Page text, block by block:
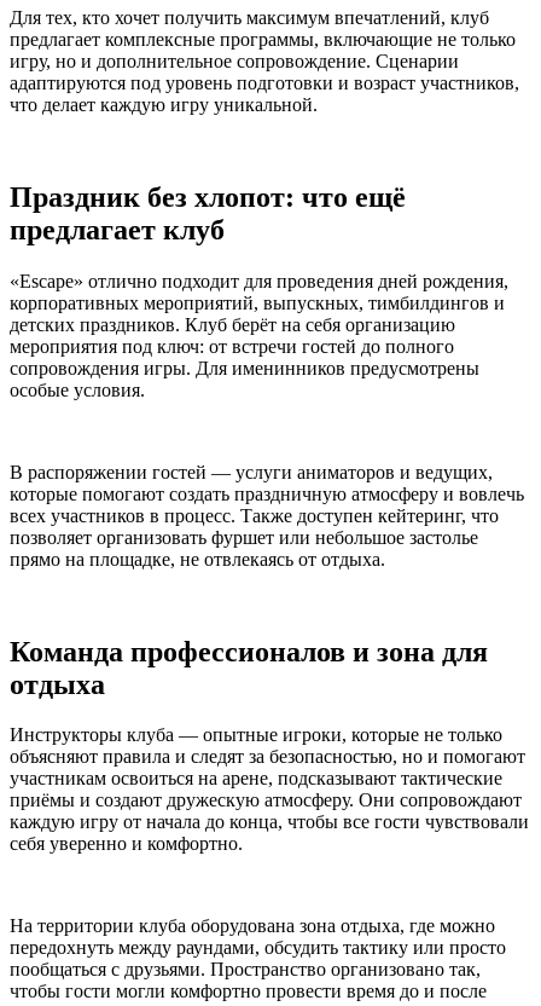
Для тех, кто хочет получить максимум впечатлений, клуб
предлагает комплексные программы, включающие не только
игру, но и дополнительное сопровождение. Сценарии
адаптируются под уровень подготовки и возраст участников,
что делает каждую игру уникальной.
Праздник без хлопот: что ещё
предлагает клуб
«Escape» отлично подходит для проведения дней рождения,
корпоративных мероприятий, выпускных, тимбилдингов и
детских праздников. Клуб берёт на себя организацию
мероприятия под ключ: от встречи гостей до полного
сопровождения игры. Для именинников предусмотрены
особые условия.
В распоряжении гостей — услуги аниматоров и ведущих,
которые помогают создать праздничную атмосферу и вовлечь
всех участников в процесс. Также доступен кейтеринг, что
позволяет организовать фуршет или небольшое застолье
прямо на площадке, не отвлекаясь от отдыха.
Команда профессионалов и зона для
отдыха
Инструкторы клуба — опытные игроки, которые не только
объясняют правила и следят за безопасностью, но и помогают
участникам освоиться на арене, подсказывают тактические
приёмы и создают дружескую атмосферу. Они сопровождают
каждую игру от начала до конца, чтобы все гости чувствовали
себя уверенно и комфортно.
На территории клуба оборудована зона отдыха, где можно
передохнуть между раундами, обсудить тактику или просто
пообщаться с друзьями. Пространство организовано так,
чтобы гости могли комфортно провести время до и после